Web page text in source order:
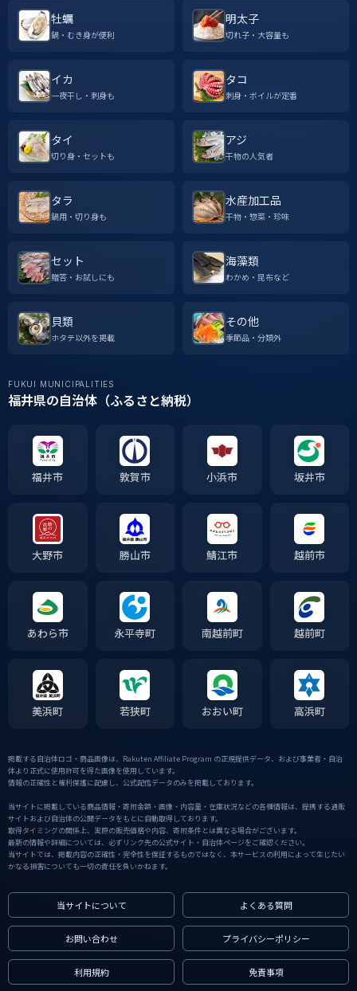
牡蠣
鍋・むき身が便利
明太子
切れ子・大容量も
イカ
一夜干し・刺身も
タコ
刺身・ボイルが定番
タイ
切り身・セットも
アジ
干物の人気者
タラ
鍋用・切り身も
水産加工品
干物・惣菜・珍味
セット
贈答・お試しにも
海藻類
わかめ・昆布など
貝類
ホタテ以外を掲載
その他
季節品・分類外
FUKUI MUNICIPALITIES
福井県の自治体（ふるさと納税）
福井市 敦賀市 小浜市 坂井市
大野市 勝山市 鯖江市 越前市
あわら市 永平寺町 南越前町 越前町
美浜町 若狭町 おおい町 高浜町
掲載する自治体ロゴ・商品画像は、Rakuten Affiliate Program の正規提供データ、および事業者・自治
体より正式に使用許可を得た画像を使用しています。
情報の正確性と権利保護に配慮し、公式配信データのみを掲載しております。
当サイトに掲載している商品情報・寄附金額・画像・内容量・在庫状況などの各種情報は、提携する通販
サイトおよび自治体の公開データをもとに自動取得しております。
取得タイミングの関係上、実際の販売価格や内容、寄附条件とは異なる場合がございます。
最新の情報や詳細については、必ずリンク先の公式サイト・自治体ページをご確認ください。
当サイトでは、掲載内容の正確性・完全性を保証するものではなく、本サービスの利用によって生じたい
かなる損害についても一切の責任を負いかねます。
当サイトについて よくある質問
お問い合わせ プライバシーポリシー
利用規約 免責事項